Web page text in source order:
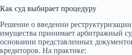
Как суд выбирает процедуру
Решение о введении
имущества принимает арбитражный
основании представленных
кредиторов. На практике: